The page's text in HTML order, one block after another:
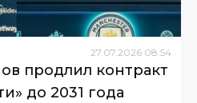
27.07.2026 08:54
продлил контракт
до 2031 года